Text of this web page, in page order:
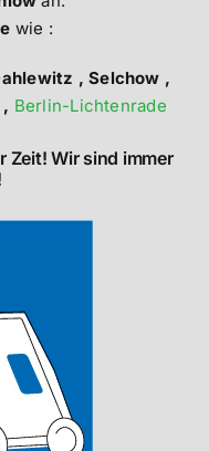
wie :
, Selchow ,
Berlin-Lichtenrade
Zeit! Wir sind immer